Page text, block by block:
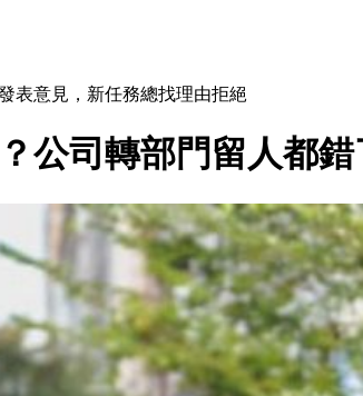
表意見，新任務總找理由拒絕
公司轉部門留人都錯